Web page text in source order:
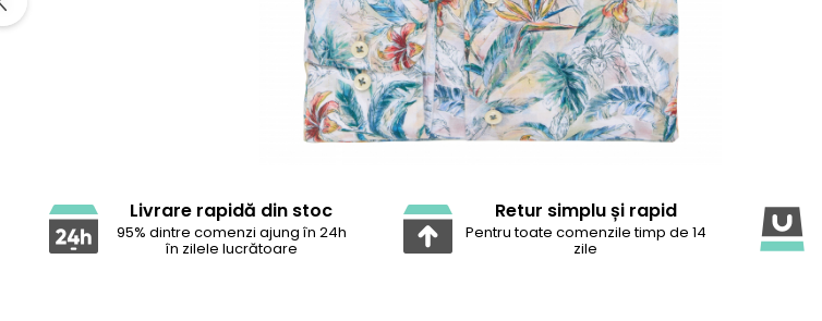
Livrare rapidă din stoc
95% dintre comenzi ajung în 24h
în zilele lucrătoare
Retur simplu și rapid
Pentru toate comenzile timp de 14
zile